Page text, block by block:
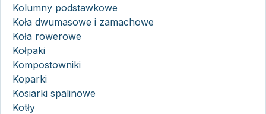
Kolumny podstawkowe
Koła dwumasowe i zamachowe
Koła rowerowe
Kołpaki
Kompostowniki
Koparki
Kosiarki spalinowe
Kotły